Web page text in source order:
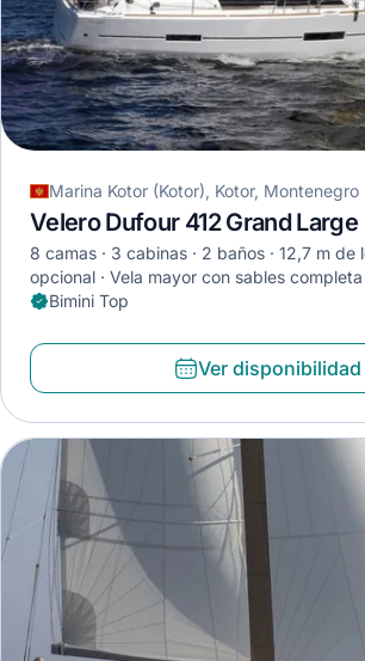
Marina Kotor (Kotor), Kotor, Montenegro
Velero Dufour 412 Grand Large
8 camas 3 cabinas 2 baños 12,7 m de
opcional
Vela mayor con sables completa
Bimini Top
Ver disponibilidad